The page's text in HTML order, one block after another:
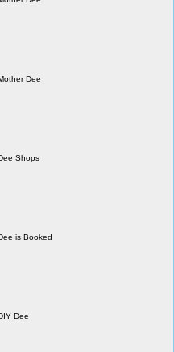
Dee
Shops
is Booked
Dee